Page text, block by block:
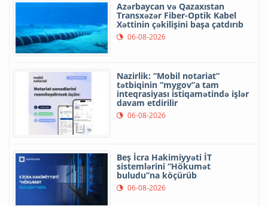
Azərbaycan və Qazaxıstan
Transxəzər Fiber-Optik Kabel
Xəttinin çəkilişini başa çatdırıb
06-08-2026
Nazirlik: “Mobil notariat”
tətbiqinin “mygov”a tam
inteqrasiyası istiqamətində işlər
davam etdirilir
06-08-2026
Beş İcra Hakimiyyəti İT
sistemlərini “Hökumət
buludu”na köçürüb
06-08-2026